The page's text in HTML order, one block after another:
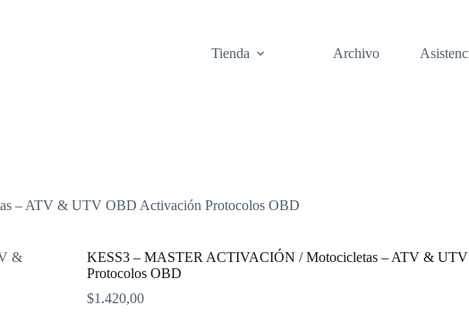
Tienda
Archivo
– ATV & UTV OBD Activación Protocolos OBD
KESS3 – MASTER ACTIVACIÓN / Motocicletas – ATV &
Protocolos OBD
$1.420,00